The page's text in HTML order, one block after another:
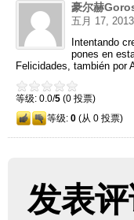
豪尔赫
五月 17,
Intentando
pones en
Felicidades, también por
等级: 0.0/5 (0 投票)
等级: 0 (从 0 投票)
发表